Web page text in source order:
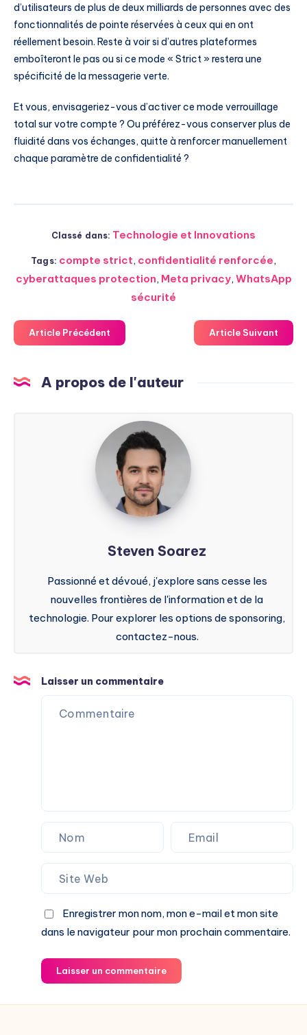
d’utilisateurs de plus de deux milliards de personnes avec des
fonctionnalités de pointe réservées à ceux qui en ont
réellement besoin. Reste à voir si d’autres plateformes
emboîteront le pas ou si ce mode « Strict » restera une
spécificité de la messagerie verte.
Et vous, envisageriez-vous d’activer ce mode verrouillage
total sur votre compte ? Ou préférez-vous conserver plus de
fluidité dans vos échanges, quitte à renforcer manuellement
chaque paramètre de confidentialité ?
Classé dans: Technologie et Innovations
Tags: compte strict, confidentialité renforcée,
cyberattaques protection, Meta privacy, WhatsApp
sécurité
Article Précédent Article Suivant
A propos de l'auteur
Steven
Soarez
Steven Soarez
Passionné et dévoué, j'explore sans cesse les
nouvelles frontières de l'information et de la
technologie. Pour explorer les options de sponsoring,
contactez-nous.
Laisser un commentaire
Enregistrer mon nom, mon e-mail et mon site
dans le navigateur pour mon prochain commentaire.
Laisser un commentaire